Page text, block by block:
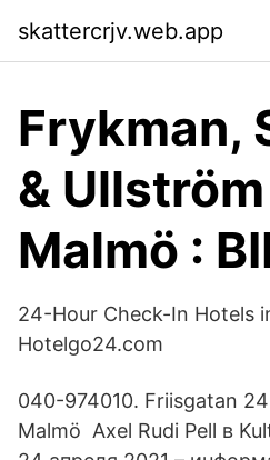
skattercrjv.web.app
Frykman,
&
Malmö :
24-Hour Check-In Hotels
Hotelgo24.com
040-974010. Friisgatan
Malmö Axel Rudi Pell в